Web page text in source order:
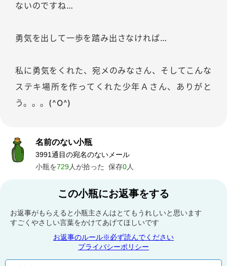
ないのですね…
勇気を出して一歩を踏み出さなければ…
私に勇気をくれた、宛メのみなさん、そしてこんな
ステキ場所を作ってくれた少年Ａさん、ありがと
う。。。(^O^)
名前のない小瓶
3991通目の宛名のないメール
小瓶を729 人が拾った 保存0 人
この小瓶にお返事をする
お返事がもらえると小瓶主さんはとてもうれしいと思います
すごくやさしい言葉をかけてあげてほしいです
お返事のルール※必ず読んでください
プライバシーポリシー